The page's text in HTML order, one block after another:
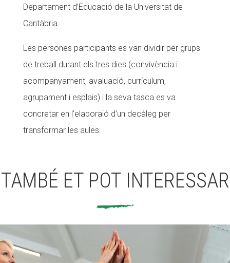
Departament d’Educació de la Universitat de
Cantàbria.
Les persones participants es van dividir per grups
de treball durant els tres dies (convivència i
acompanyament, avaluació, currículum,
agrupament i esplais) i la seva tasca es va
concretar en l’elaboraió d’un decàleg per
transformar les aules.
TAMBÉ ET POT INTERESSAR